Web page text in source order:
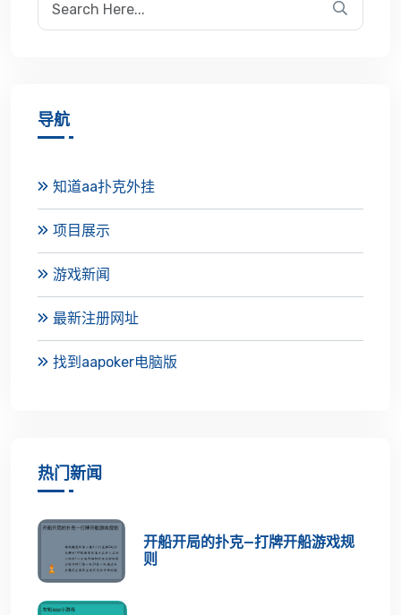
导航
知道aa扑克外挂
项目展示
游戏新闻
最新注册网址
找到aapoker电脑版
热门新闻
开船开局的扑克—打牌开船游戏规
则